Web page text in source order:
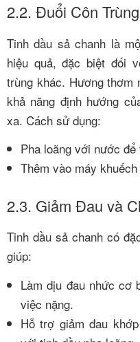
2.2. Đuổi Côn
Tinh dầu sả chanh là
hiệu quả, đặc biệt đối
trùng khác. Hương thơm
khả năng định hướng
xa. Cách sử dụng:
Pha loãng với nước
Thêm vào máy
2.3. Giảm Đau và
Tinh dầu sả chanh có
giúp:
Làm dịu đau nhức cơ
việc nặng.
Hỗ trợ giảm đau